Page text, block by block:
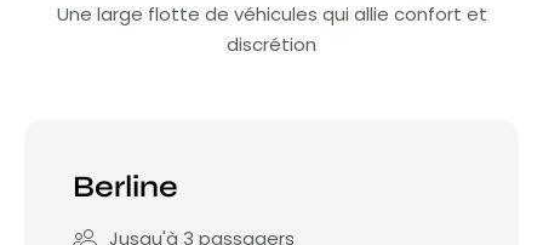
Une large flotte de véhicules qui allie confort et
discrétion
Berline
Jusqu'à 3 passagers